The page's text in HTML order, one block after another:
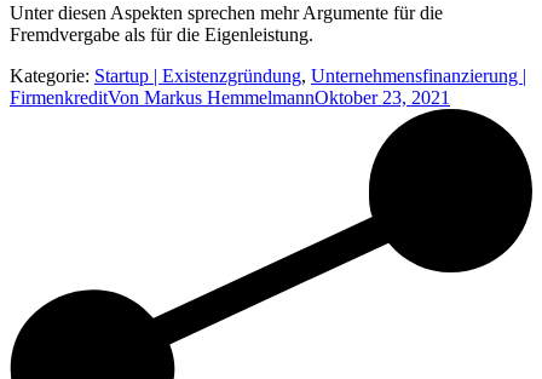
Unter diesen Aspekten sprechen mehr Argumente für die
Fremdvergabe als für die Eigenleistung.
Kategorie: Startup | Existenzgründung, Unternehmensfinanzierung |
FirmenkreditVon Markus HemmelmannOktober 23, 2021